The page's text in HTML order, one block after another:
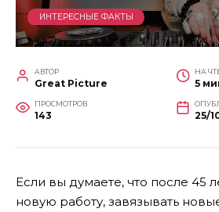
ИНТЕРЕСНЫЕ ФАКТЫ
АВТОР
Great Picture
НА
5
ПРОСМОТРОВ
143 25/
Если вы думаете, что после 45
новую работу, завязывать